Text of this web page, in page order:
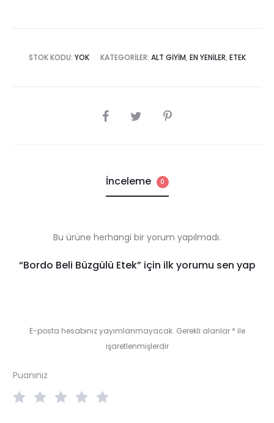
STOK KODU: YOK KATEGORILER: ALT GIYIM, EN YENILER, ETEK
SHARE
İnceleme 0
R
w
s
Bu ürüne herhangi bir yorum yapılmadı.
“Bordo Beli Büzgülü Etek” için ilk yorumu sen yap
E-posta hesabınız yayımlanmayacak. Gerekli alanlar * ile
işaretlenmişlerdir
Puanınız